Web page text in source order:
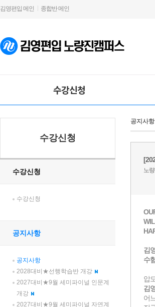
김영편입 메인 종합반 메인
수강신청
수강신청
수강신청
수강신청
공지사항
공지사항
2028대비★선행학습반 개강
2027대비★9월 세미파이널 인문계
개강
2027대비★9월 세미파이널 자연계
공지사항